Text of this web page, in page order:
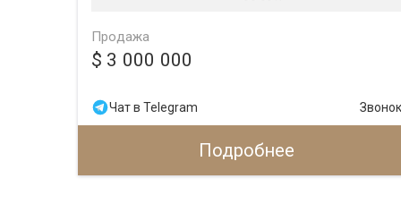
Продажа
$ 3 000 000
Чат в Telegram Звонок
Подробнее